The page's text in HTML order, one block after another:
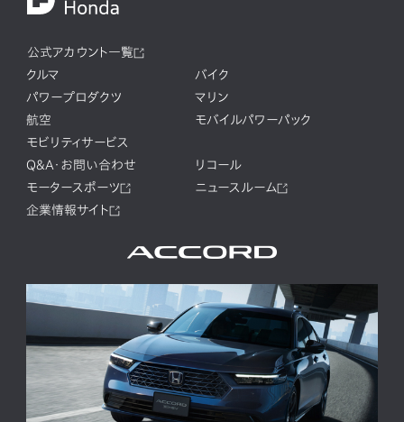
公式アカウント一覧
クルマ
バイク
パワープロダクツ
マリン
航空
モバイルパワーパック
モビリティサービス
Q&A・お問い合わせ
リコール
モータースポーツ
ニュースルーム
企業情報サイト